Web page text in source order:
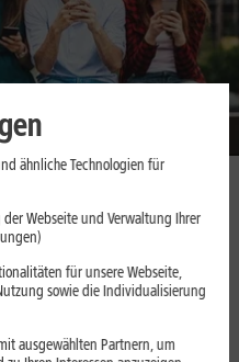
ähnliche Technologien für
Webseite und Verwaltung Ihrer
für unsere Webseite,
sowie die Individualisierung
ausgewählten Partnern, um